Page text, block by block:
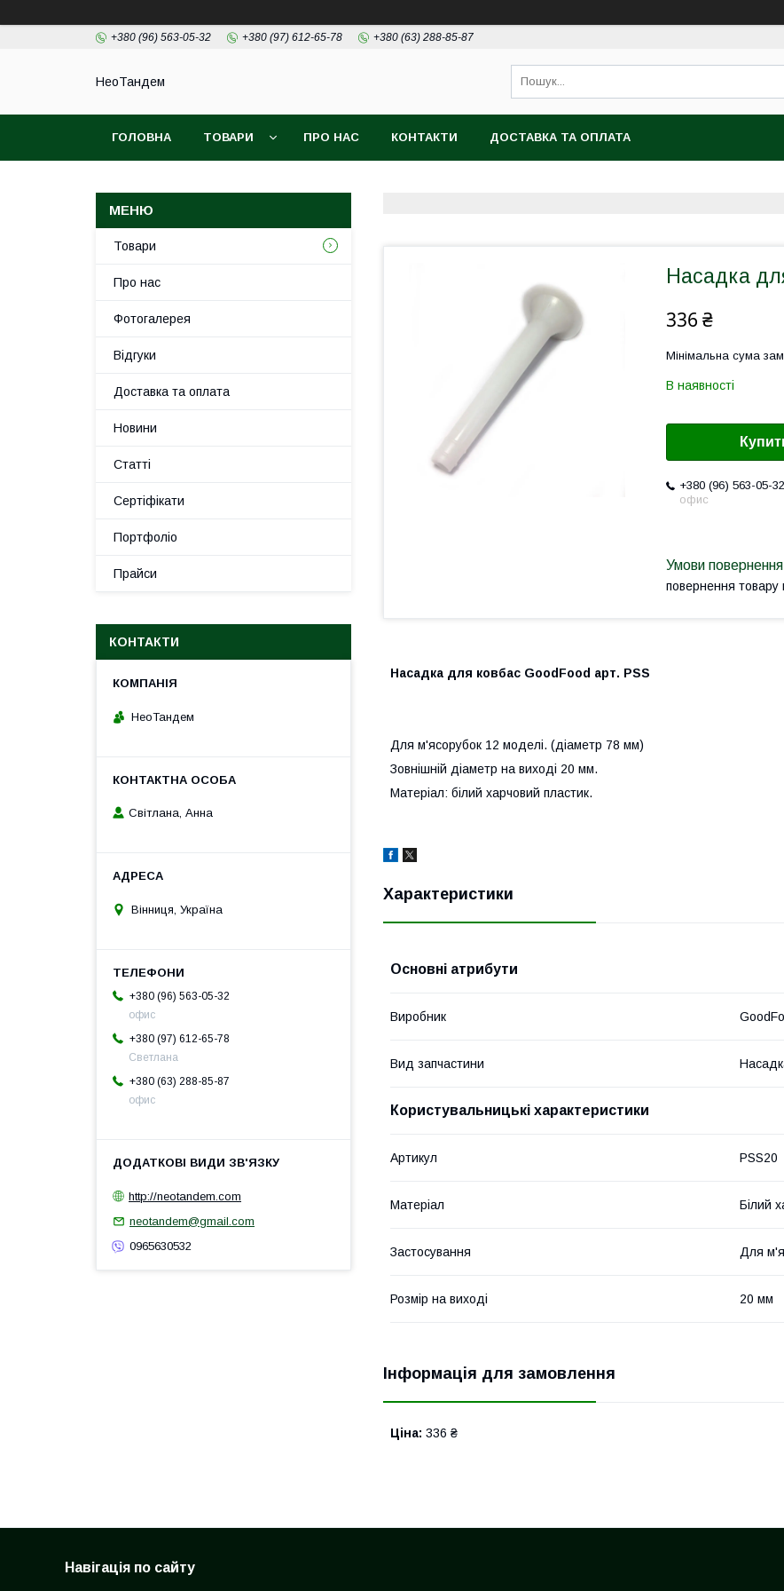
+380 (96) 563-05-32 +380 (97) 612-65-78 +380 (63) 288-85-87
НеоТандем
ГОЛОВНА ТОВАРИ ПРО НАС КОНТАКТИ ДОСТАВКА ТА ОПЛАТА
Насадка
336 ₴
Мінімальна сума
В наявності
+380 (96) 563-05-32
офис
повернення товару
Насадка для ковбас GoodFood арт. PSS
Для м'ясорубок 12 моделі. (діаметр 78 мм)
Зовнішній діаметр на виході 20 мм.
Матеріал: білий харчовий пластик.
Характеристики
Основні атрибути
Виробник
Вид запчастини
Користувальницькі характеристики
Артикул PSS20
Матеріал Білий
Застосування Для
Розмір на виході 20 мм
Інформація для замовлення
Ціна: 336 ₴
Товари
Про нас
Фотогалерея
Відгуки
Доставка та оплата
Новини
Статті
Сертіфікати
Портфоліо
Прайси
КОНТАКТИ
НеоТандем
Світлана, Анна
Вінниця, Україна
+380 (96) 563-05-32
офис
+380 (97) 612-65-78
Светлана
+380 (63) 288-85-87
офис
http://neotandem.com
neotandem@gmail.com
0965630532
Навігація по сайту